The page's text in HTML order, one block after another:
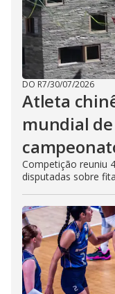
DO R7/30/07/2026
Atleta
mundial
Competição reuniu
disputadas sobre